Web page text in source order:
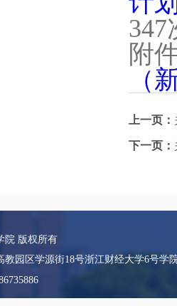
347
附
（
上一页：
下一页：
院 版权所有
教园区学源街18号浙江财经大学6号学